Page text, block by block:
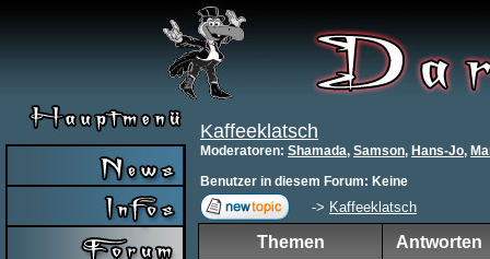
Kaffeeklatsch
Moderatoren: Shamada, Samson, Hans-Jo,
Benutzer in diesem Forum: Keine
-> Kaffeeklatsch
Themen
Antworten